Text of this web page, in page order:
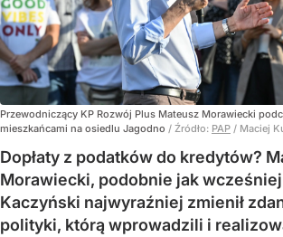
Przewodniczący KP Rozwój Plus Mateusz Morawiecki
mieszkańcami na osiedlu Jagodno / Źródło: PAP / Maciej
Dopłaty z podatków do kredytów?
Morawiecki, podobnie jak wcześniej
Kaczyński najwyraźniej zmienił
polityki, którą wprowadzili i